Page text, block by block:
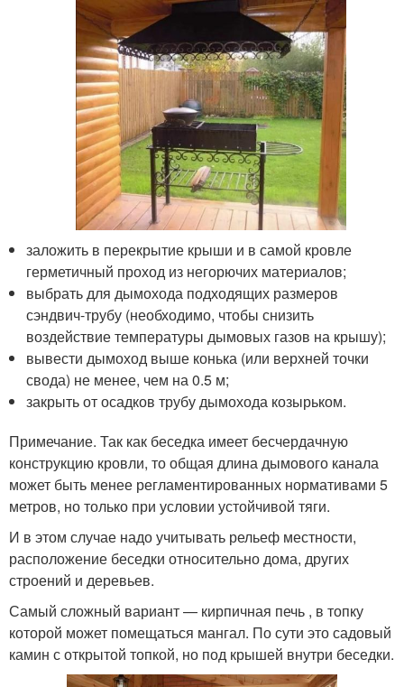
заложить в перекрытие крыши и в самой кровле
герметичный проход из негорючих материалов;
выбрать для дымохода подходящих размеров
сэндвич-трубу (необходимо, чтобы снизить
воздействие температуры дымовых газов на крышу);
вывести дымоход выше конька (или верхней точки
свода) не менее, чем на 0.5 м;
закрыть от осадков трубу дымохода козырьком.
Примечание. Так как беседка имеет бесчердачную
конструкцию кровли, то общая длина дымового канала
может быть менее регламентированных нормативами 5
метров, но только при условии устойчивой тяги.
И в этом случае надо учитывать рельеф местности,
расположение беседки относительно дома, других
строений и деревьев.
Самый сложный вариант — кирпичная печь , в топку
которой может помещаться мангал. По сути это садовый
камин с открытой топкой, но под крышей внутри беседки.